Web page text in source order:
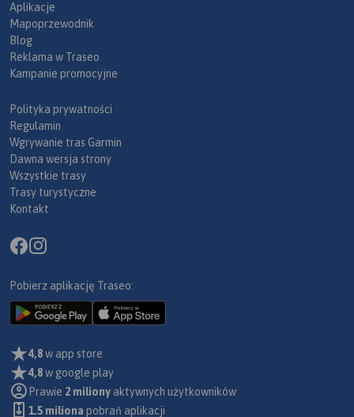
Aplikacje
Mapoprzewodnik
Blog
Reklama w Traseo
Kampanie promocyjne
Polityka prywatności
Regulamin
Wgrywanie tras Garmin
Dawna wersja strony
Wszystkie trasy
Trasy turystyczne
Kontakt
Pobierz aplikację Traseo:
4,8w app store
4,8w google play
Prawie 2 miliony aktywnych użytkowników
1.5 miliona pobrań aplikacji